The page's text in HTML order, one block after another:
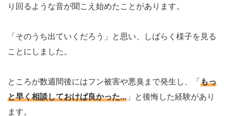
り回るような音が聞こえ始めたことがあります。
「そのうち出ていくだろう」と思い、しばらく様子を見る
ことにしました。
ところが数週間後にはフン被害や悪臭まで発生し、「もっ
と早く相談しておけば良かった… 」と後悔した経験があり
ます。